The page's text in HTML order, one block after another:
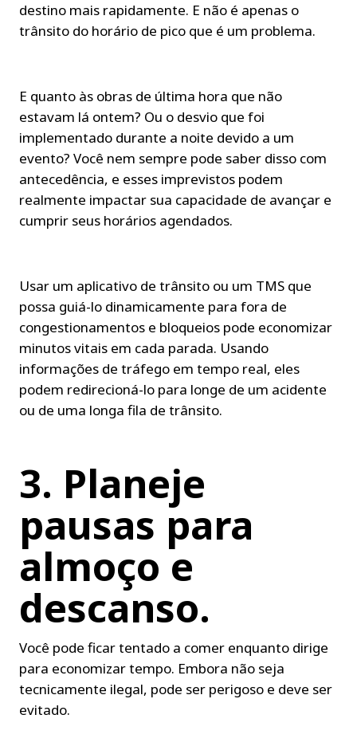
destino mais rapidamente. E não é apenas o
trânsito do horário de pico que é um problema.
E quanto às obras de última hora que não
estavam lá ontem? Ou o desvio que foi
implementado durante a noite devido a um
evento? Você nem sempre pode saber disso com
antecedência, e esses imprevistos podem
realmente impactar sua capacidade de avançar e
cumprir seus horários agendados.
Usar um aplicativo de trânsito ou um TMS que
possa guiá-lo dinamicamente para fora de
congestionamentos e bloqueios pode economizar
minutos vitais em cada parada. Usando
informações de tráfego em tempo real, eles
podem redirecioná-lo para longe de um acidente
ou de uma longa fila de trânsito.
3. Planeje
pausas para
almoço e
descanso.
Você pode ficar tentado a comer enquanto dirige
para economizar tempo. Embora não seja
tecnicamente ilegal, pode ser perigoso e deve ser
evitado.